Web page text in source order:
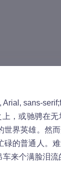
Arial, sans-
，或驰骋在
界英雄。然
的普通人。
来个满脸泪流